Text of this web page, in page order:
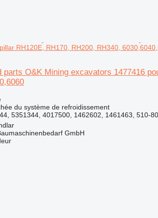
RH120E, RH170, RH200, RH340,
parts O&K Mining excavators 1477416
du système de refroidissement
5351344, 4017500, 1462602, 1461463, 510-
GmbH